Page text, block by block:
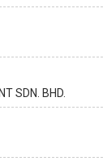
SDN. BHD.